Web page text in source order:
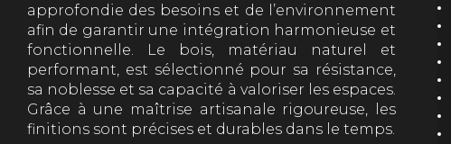
approfondie des besoins et de l’environnement
afin de garantir une intégration harmonieuse et
fonctionnelle. Le bois, matériau naturel et
performant, est sélectionné pour sa résistance,
sa noblesse et sa capacité à valoriser les espaces.
Grâce à une maîtrise artisanale rigoureuse, les
finitions sont précises et durables dans le temps.